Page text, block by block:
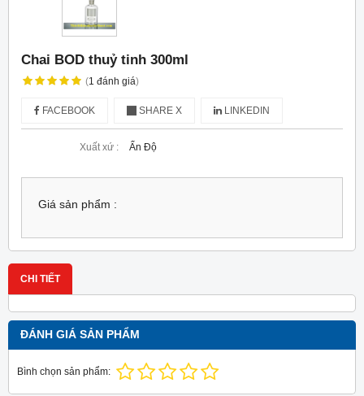
Chai BOD thuỷ tinh 300ml
(1 đánh giá)
FACEBOOK SHARE X LINKEDIN
Xuất xứ : Ấn Độ
Giá sản phẩm :
CHI TIẾT
ĐÁNH GIÁ SẢN PHẨM
Bình chọn sản phẩm: